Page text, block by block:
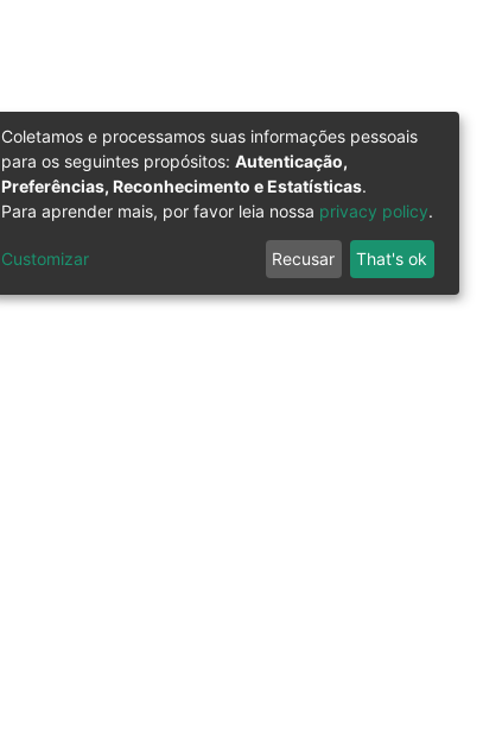
Coletamos e processamos suas informações pessoais
para os seguintes propósitos: Autenticação,
Preferências, Reconhecimento e Estatísticas.
Para aprender mais, por favor leia nossa privacy policy.
Customizar Recusar That's ok